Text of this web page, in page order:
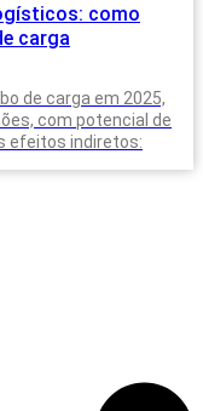
como
carga
de carga em 2025,
com potencial de
efeitos indiretos: